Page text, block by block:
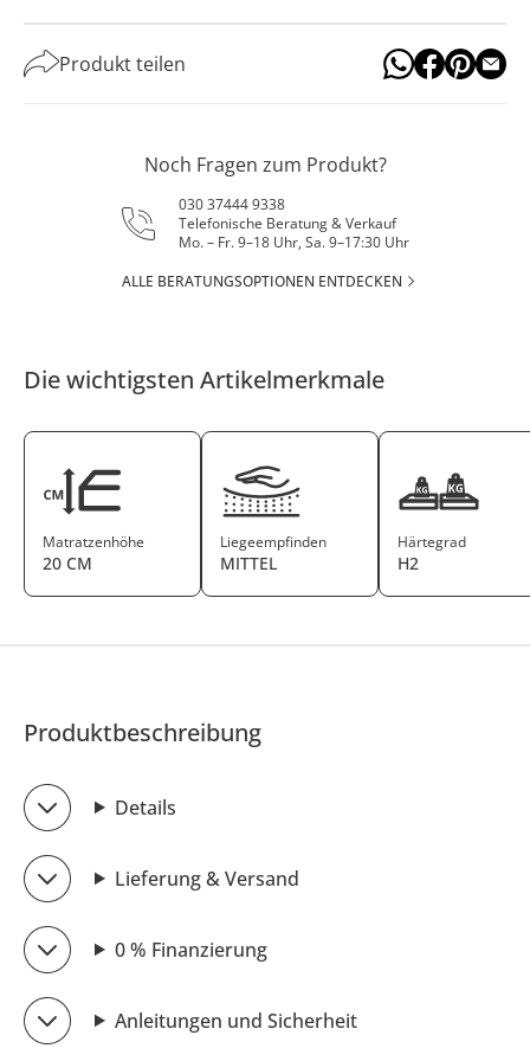
Produkt teilen
Noch Fragen zum Produkt?
030 37444 9338
Telefonische Beratung & Verkauf
Mo. – Fr. 9–18 Uhr, Sa. 9–17:30 Uhr
ALLE BERATUNGSOPTIONEN ENTDECKEN
Die wichtigsten Artikelmerkmale
Matratzenhöhe
20 CM
Liegeempfinden
MITTEL
Härtegrad
H2
Produktbeschreibung
Details
Lieferung & Versand
0 % Finanzierung
Anleitungen und Sicherheit